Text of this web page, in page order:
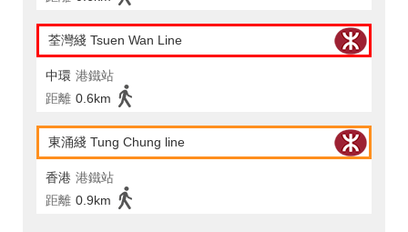
荃灣綫 Tsuen Wan Line
中環 港鐵站
距離 0.6km
東涌綫 Tung Chung line
香港 港鐵站
距離 0.9km